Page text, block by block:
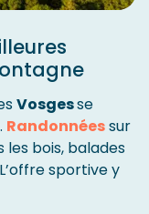
Vosgesse
Randonnéessur
les bois, balades
sportive y